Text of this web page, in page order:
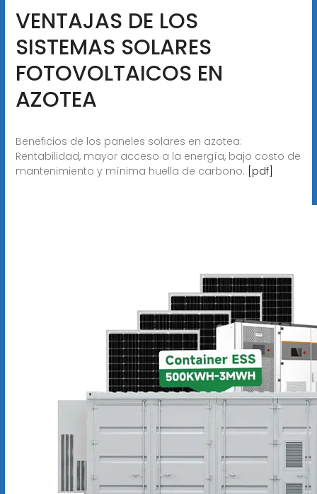
VENTAJAS DE LOS
SISTEMAS SOLARES
FOTOVOLTAICOS EN
AZOTEA
Beneficios de los paneles solares en azotea:
Rentabilidad, mayor acceso a la energía, bajo costo de
mantenimiento y mínima huella de carbono. [pdf]